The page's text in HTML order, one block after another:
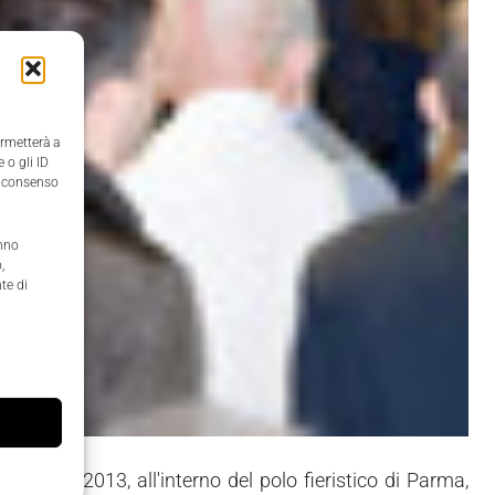
a
o gli ID
di
marzo 2013, all'interno del polo fieristico di Parma,